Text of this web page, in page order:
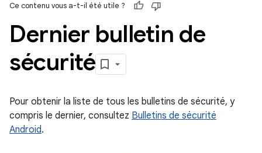
Ce contenu vous a-t-il été utile ?
Dernier bulletin de
sécurité
Pour obtenir la liste de tous les bulletins de sécurité, y
compris le dernier, consultez Bulletins de sécurité
Android.